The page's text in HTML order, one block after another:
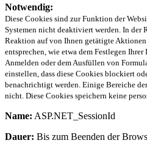
Notwendig:
Diese Cookies sind zur Funktion der
Systemen nicht deaktiviert werden. In der
Reaktion auf von Ihnen getätigte
entsprechen, wie etwa dem Festlegen
Anmelden oder dem Ausfüllen von
einstellen, dass diese Cookies blockiert
benachrichtigt werden. Einige Bereiche
nicht. Diese Cookies speichern keine
Name: ASP.NET_SessionId
Dauer: Bis zum Beenden der